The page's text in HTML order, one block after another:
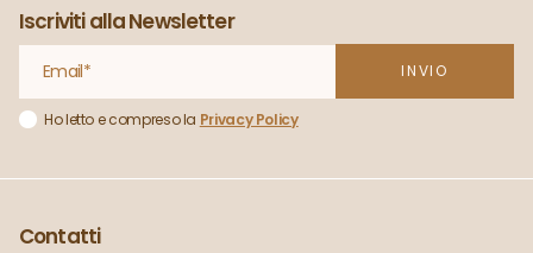
Iscriviti alla Newsletter
Ho letto e compreso la Privacy Policy
Contatti